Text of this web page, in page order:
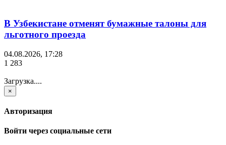
В Узбекистане отменят бумажные талоны для
льготного проезда
04.08.2026, 17:28
1 283
Загрузка....
×
Авторизация
Войти через социальные сети